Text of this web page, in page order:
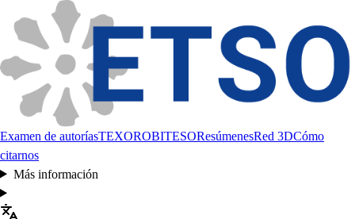
Examen de autoríasTEXOROBITESOResúmenesRed 3DCómo
citarnos
Más información